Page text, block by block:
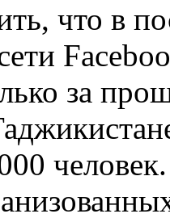
что в
за